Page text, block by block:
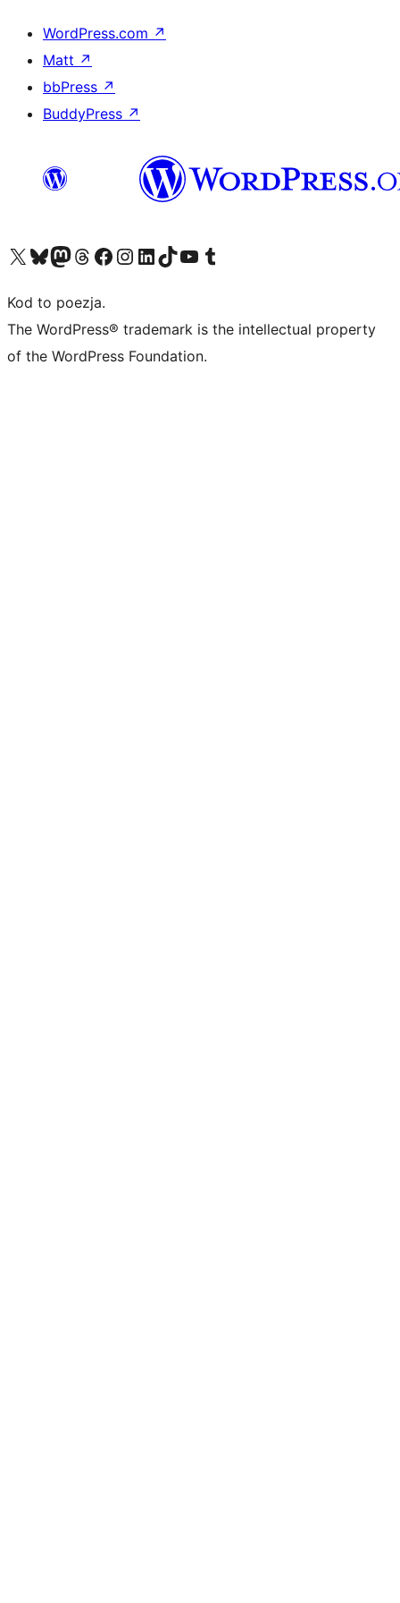
WordPress.com ↗
Matt ↗
bbPress ↗
BuddyPress ↗
Odwiedź nasze konto X (dawniej Twitter)
Odwiedź nasze konto Bluesky
Odwiedź nasze konto na Mastodoncie
Odwiedź naszego Threadsa
Odwiedź naszego Facebooka
Odwiedź nasze konto na Instagramie
Odwiedź nasze konto na LinkedIn
Odwiedź naszego TikToka
Odwiedź nasz kanał YouTube
Odwiedź naszego Tumblra
Kod to poezja.
The WordPress® trademark is the intellectual property
of the WordPress Foundation.